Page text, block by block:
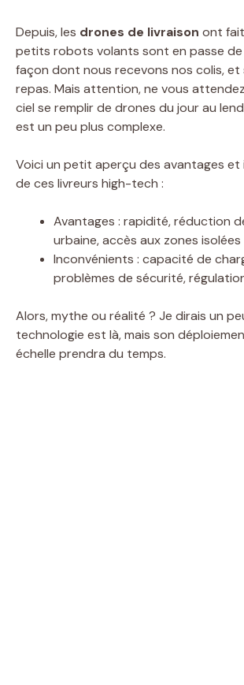
Depuis, les drones de livraison ont
petits robots volants sont en passe
façon dont nous recevons nos colis,
repas. Mais attention, ne vous
ciel se remplir de drones du jour au
est un peu plus complexe.
Voici un petit aperçu des avantages et
de ces livreurs high-tech :
Avantages : rapidité, réduction
urbaine, accès aux zones isolées
Inconvénients : capacité de
problèmes de sécurité,
Alors, mythe ou réalité ? Je dirais un
technologie est là, mais son
échelle prendra du temps.